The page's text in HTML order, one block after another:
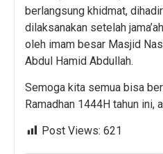
berlangsung khidmat,
dilaksanakan setelah
oleh imam besar Masjid
Abdul Hamid Abdullah.
Semoga kita semua bisa
Ramadhan 1444H tahun ini,
Post Views: 621